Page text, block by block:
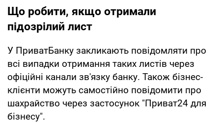
Що робити, якщо отримали
підозрілий лист
У ПриватБанку закликають повідомляти про
всі випадки отримання таких листів через
офіційні канали зв'язку банку. Також бізнес-
клієнти можуть самостійно повідомити про
шахрайство через застосунок "Приват24 для
бізнесу".